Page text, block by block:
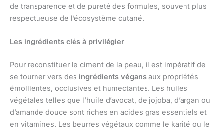
de transparence et de pureté des formules, souvent plus
respectueuse de l’écosystème cutané.
Les ingrédients clés à privilégier
Pour reconstituer le ciment de la peau, il est impératif de
se tourner vers des ingrédients végans aux propriétés
émollientes, occlusives et humectantes. Les huiles
végétales telles que l’huile d’avocat, de jojoba, d’argan ou
d’amande douce sont riches en acides gras essentiels et
en vitamines. Les beurres végétaux comme le karité ou le